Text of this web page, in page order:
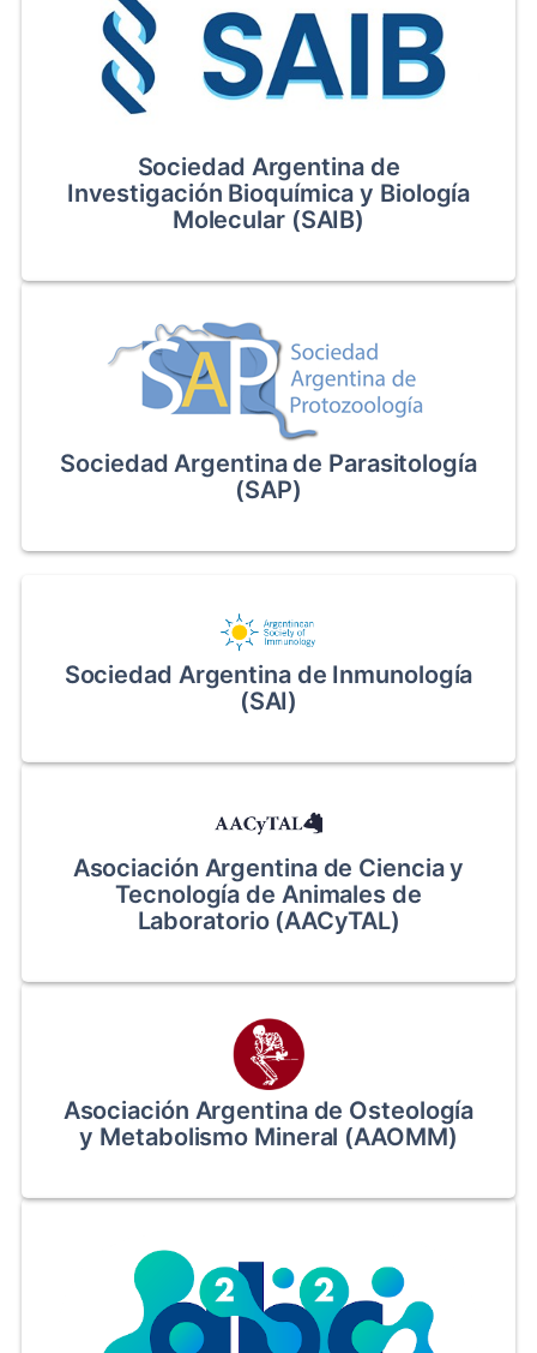
Sociedad Argentina de
Investigación Bioquímica y Biología
Molecular (SAIB)
Sociedad Argentina de Parasitología
(SAP)
Sociedad Argentina de Inmunología
(SAI)
Asociación Argentina de Ciencia y
Tecnología de Animales de
Laboratorio (AACyTAL)
Asociación Argentina de Osteología
y Metabolismo Mineral (AAOMM)